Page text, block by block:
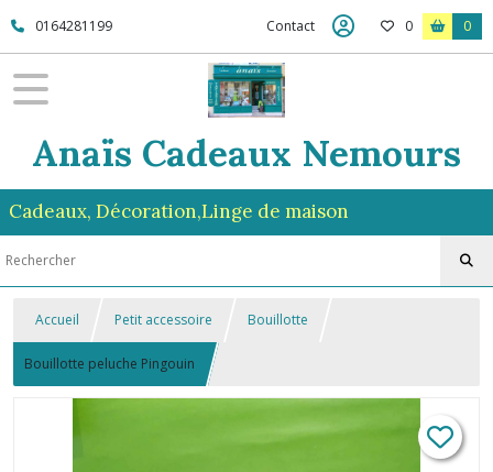
0164281199 Contact 0 0
Anaïs Cadeaux Nemours
Cadeaux, Décoration,Linge de maison
Accueil Petit accessoire Bouillotte
Bouillotte peluche Pingouin